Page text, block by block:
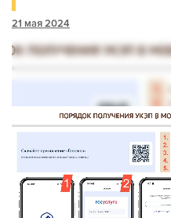
21 мая 2024